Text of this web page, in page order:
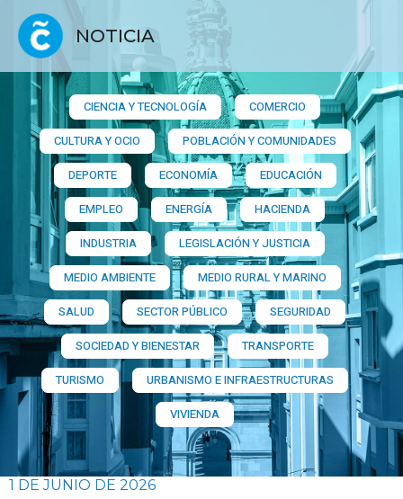
NOTICIA
CIENCIA Y TECNOLOGÍA
COMERCIO
CULTURA Y OCIO
POBLACIÓN Y COMUNIDADES
DEPORTE
ECONOMÍA
EDUCACIÓN
EMPLEO
ENERGÍA
HACIENDA
INDUSTRIA
LEGISLACIÓN Y JUSTICIA
MEDIO AMBIENTE
MEDIO RURAL Y MARINO
SALUD
SECTOR PÚBLICO
SEGURIDAD
SOCIEDAD Y BIENESTAR
TRANSPORTE
TURISMO
URBANISMO E INFRAESTRUCTURAS
VIVIENDA
1 DE JUNIO DE 2026